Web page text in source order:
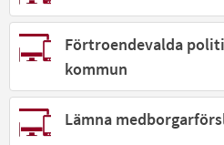
Förtroendevalda
kommun
Lämna